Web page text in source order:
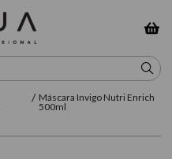
Máscara Invigo Nutri Enrich
500ml